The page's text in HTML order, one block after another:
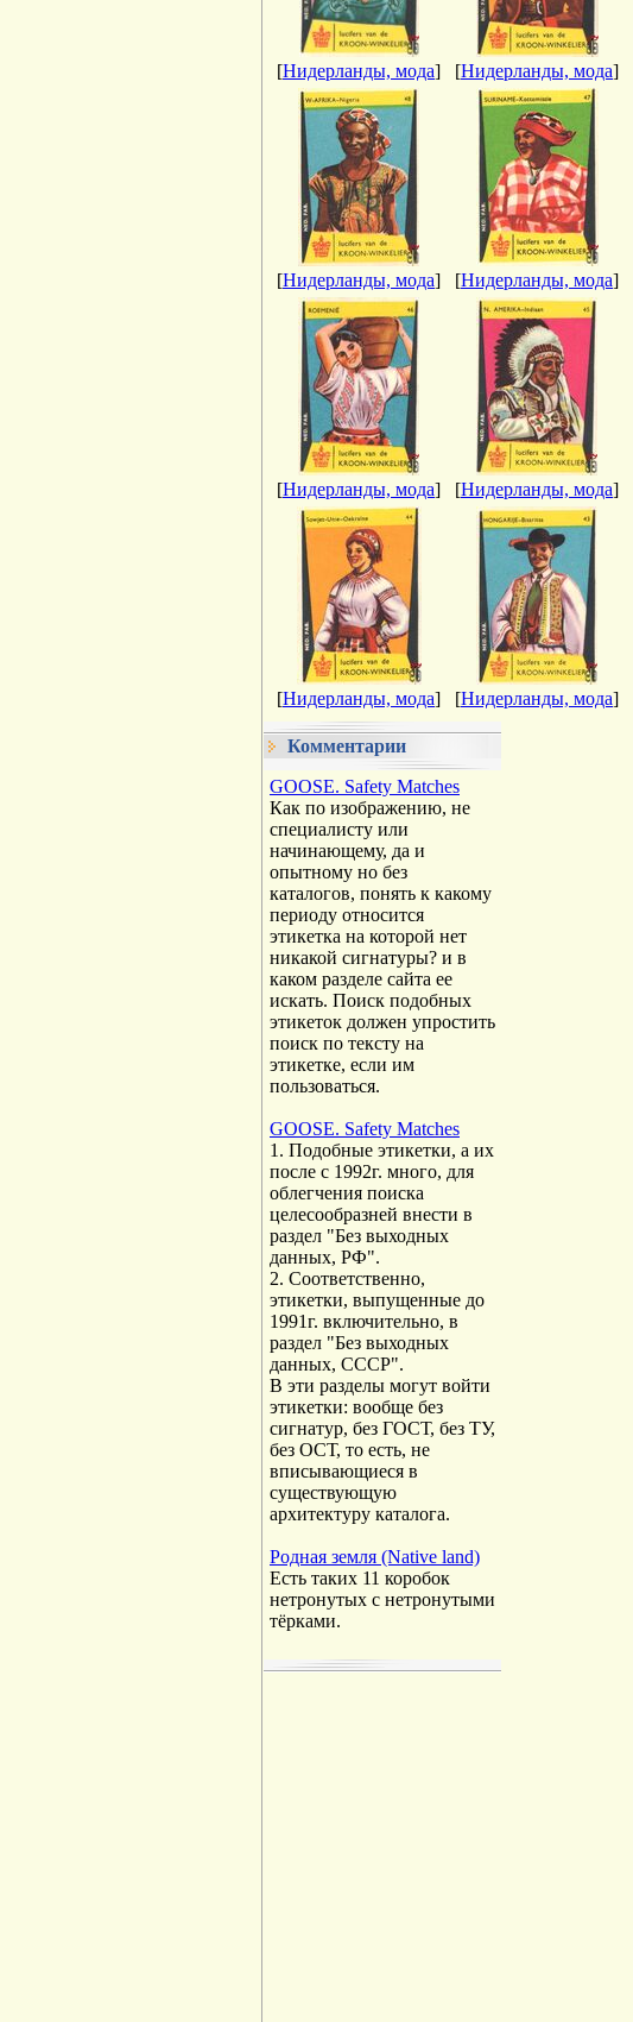
[Нидерланды, мода] [Нидерланды, мода]
[Нидерланды, мода] [Нидерланды, мода]
[Нидерланды, мода] [Нидерланды, мода]
[Нидерланды, мода] [Нидерланды, мода]
Комментарии
GOOSE. Safety Matches
Как по изображению, не
специалисту или
начинающему, да и
опытному но без
каталогов, понять к какому
периоду относится
этикетка на которой нет
никакой сигнатуры? и в
каком разделе сайта ее
искать. Поиск подобных
этикеток должен упростить
поиск по тексту на
этикетке, если им
пользоваться.
GOOSE. Safety Matches
1. Подобные этикетки, а их
после с 1992г. много, для
облегчения поиска
целесообразней внести в
раздел "Без выходных
данных, РФ".
2. Соответственно,
этикетки, выпущенные до
1991г. включительно, в
раздел "Без выходных
данных, СССР".
В эти разделы могут войти
этикетки: вообще без
сигнатур, без ГОСТ, без ТУ,
без ОСТ, то есть, не
вписывающиеся в
существующую
архитектуру каталога.
Родная земля (Native land)
Есть таких 11 коробок
нетронутых с нетронутыми
тёрками.